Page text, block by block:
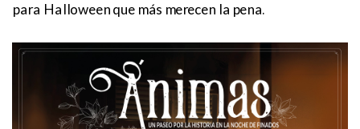
para Halloween que más merecen la pena.